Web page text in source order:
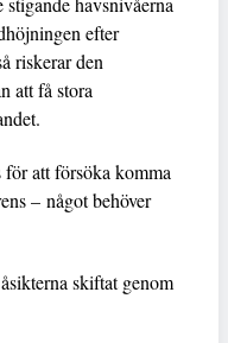
efter
riskerar den
att få stora
för att försöka komma
– något behöver
skiftat genom